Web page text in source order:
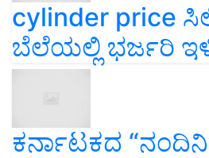
cylinder price
ಬೆಲೆಯಲ್ಲಿ ಭರ್ಜರಿ
ಕರ್ನಾಟಕದ